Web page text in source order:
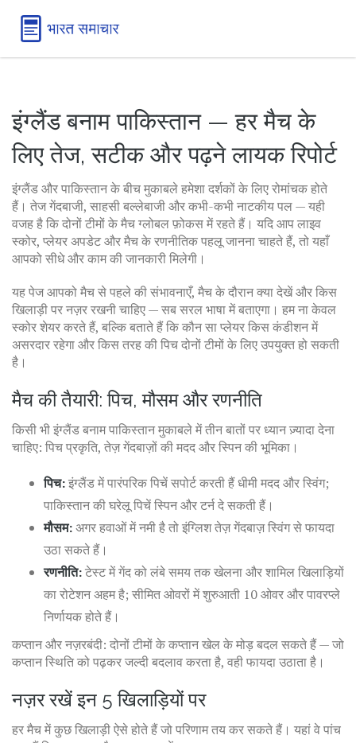
इंग्लैंड बनाम पाकिस्तान — हर मैच के
लिए तेज, सटीक और पढ़ने लायक रिपोर्ट
इंग्लैंड और पाकिस्तान के बीच मुकाबले हमेशा दर्शकों के लिए रोमांचक होते
हैं। तेज गेंदबाजी, साहसी बल्लेबाजी और कभी-कभी नाटकीय पल — यही
वजह है कि दोनों टीमों के मैच ग्लोबल फ़ोकस में रहते हैं। यदि आप लाइव
स्कोर, प्लेयर अपडेट और मैच के रणनीतिक पहलू जानना चाहते हैं, तो यहाँ
आपको सीधे और काम की जानकारी मिलेगी।
यह पेज आपको मैच से पहले की संभावनाएँ, मैच के दौरान क्या देखें और किस
खिलाड़ी पर नज़र रखनी चाहिए — सब सरल भाषा में बताएगा। हम ना केवल
स्कोर शेयर करते हैं, बल्कि बताते हैं कि कौन सा प्लेयर किस कंडीशन में
असरदार रहेगा और किस तरह की पिच दोनों टीमों के लिए उपयुक्त हो सकती
है।
मैच की तैयारी: पिच, मौसम और रणनीति
किसी भी इंग्लैंड बनाम पाकिस्तान मुकाबले में तीन बातों पर ध्यान ज़्यादा देना
चाहिए: पिच प्रकृति, तेज़ गेंदबाज़ों की मदद और स्पिन की भूमिका।
पिच:इंग्लैंड में पारंपरिक पिचें सपोर्ट करती हैं धीमी मदद और स्विंग;
पाकिस्तान की घरेलू पिचें स्पिन और टर्न दे सकती हैं।
मौसम:अगर हवाओं में नमी है तो इंग्लिश तेज़ गेंदबाज़ स्विंग से फायदा
उठा सकते हैं।
रणनीति:टेस्ट में गेंद को लंबे समय तक खेलना और शामिल खिलाड़ियों
का रोटेशन अहम है; सीमित ओवरों में शुरुआती 10 ओवर और पावरप्ले
निर्णायक होते हैं।
कप्तान और नज़रबंदी: दोनों टीमों के कप्तान खेल के मोड़ बदल सकते हैं — जो
कप्तान स्थिति को पढ़कर जल्दी बदलाव करता है, वही फायदा उठाता है।
नज़र रखें इन 5 खिलाड़ियों पर
हर मैच में कुछ खिलाड़ी ऐसे होते हैं जो परिणाम तय कर सकते हैं। यहां वे पांच